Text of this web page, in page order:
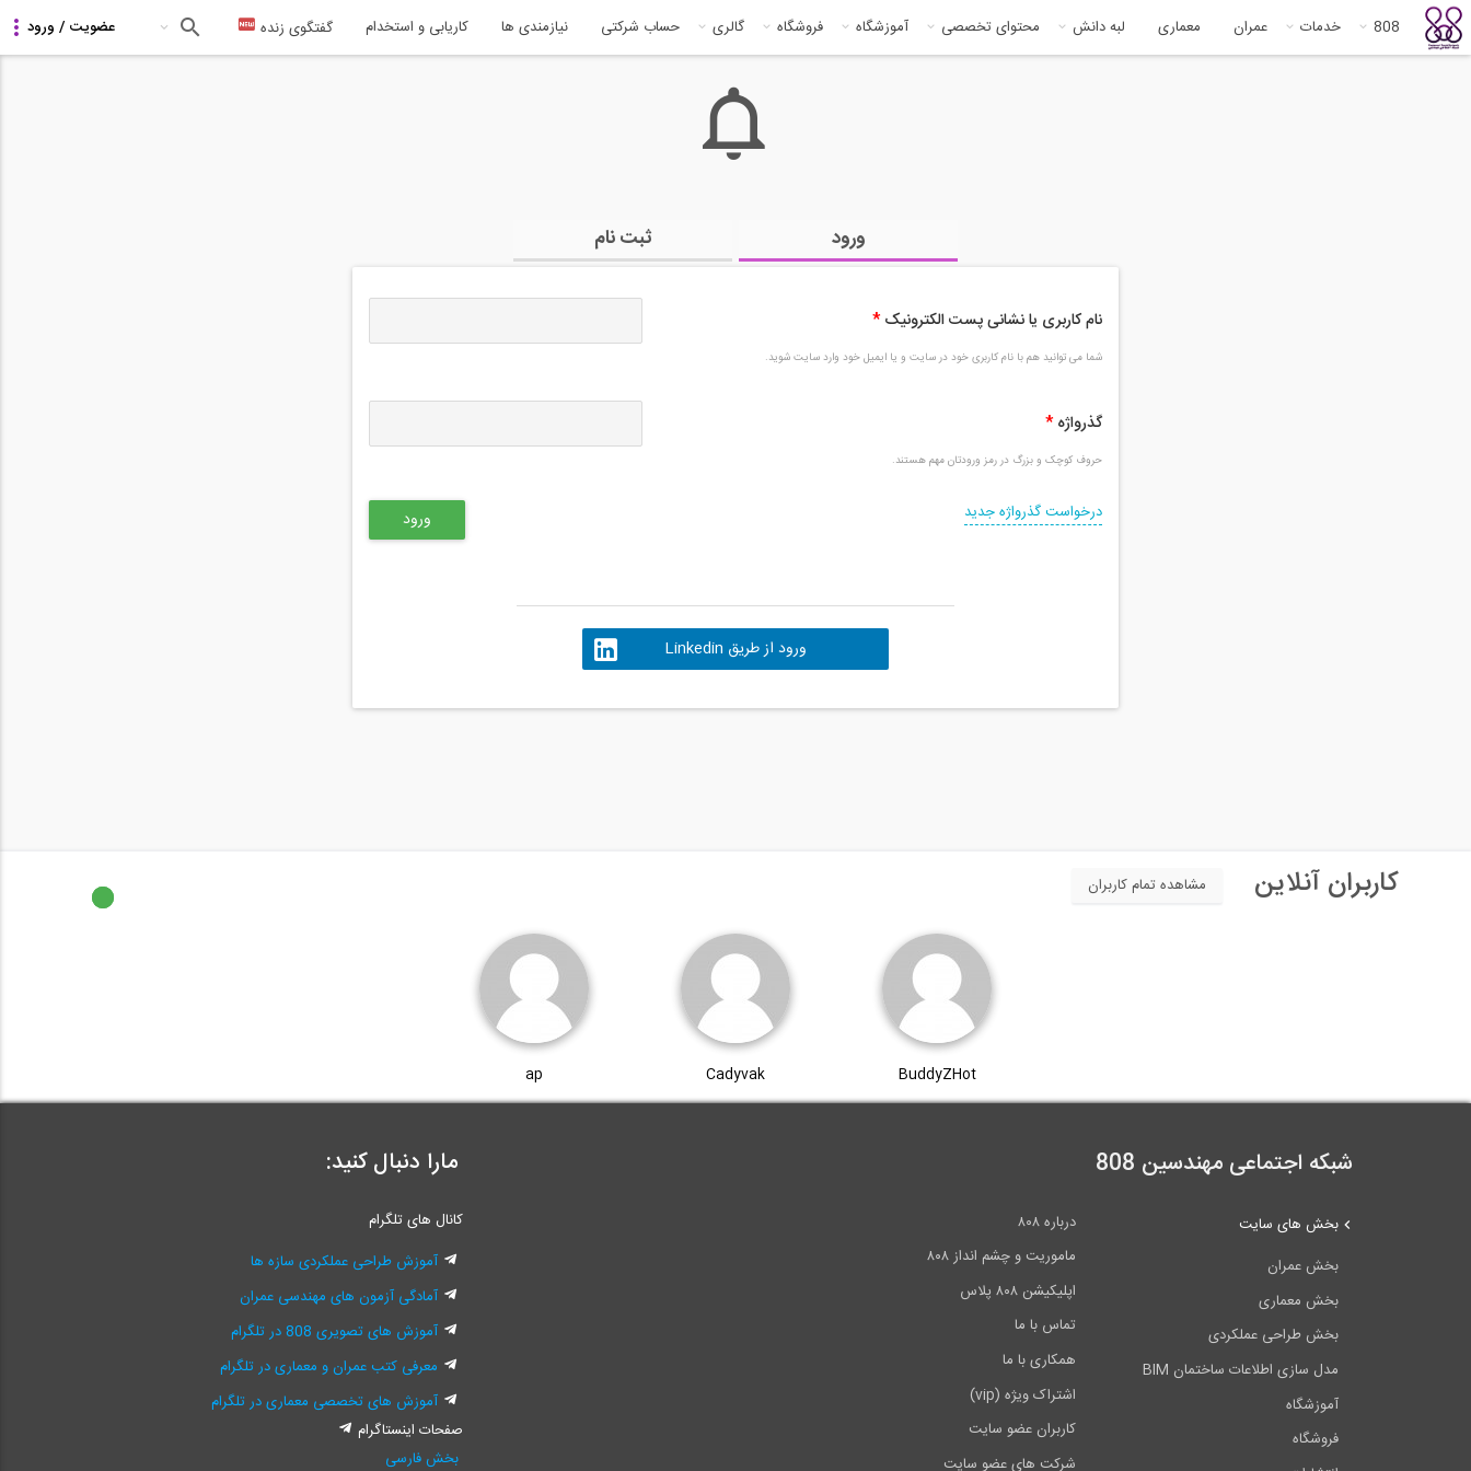
808 خدمات عمران معماری لبه دانش محتوای تخصصی آموزشگاه فروشگاه گالری حساب شرکتی نیازمندی ها کاریابی و استخدام گفتگوی زنده
ورود ثبت نام
نام کاربری یا نشانی پست الکترونیک *
شما می توانید هم با نام کاربری خود در سایت و یا ایمیل خود وارد سایت شوید.
گذرواژه *
حروف کوچک و بزرگ در رمز ورودتان مهم هستند.
درخواست گذرواژه جدید
ورود از طریق Linkedin
کاربران آنلاین مشاهده تمام کاربران
BuddyZHot
Cadyvak
ap
شبکه اجتماعی مهندسین 808
درباره ۸۰۸
ماموریت و چشم انداز ۸۰۸
اپلیکیشن ۸۰۸ پلاس
تماس با ما
همکاری با ما
اشتراک ویژه (vip)
کاربران عضو سایت
شرکت های عضو سایت
بخش های سایت
بخش عمران
بخش معماری
بخش طراحی عملکردی
مدل سازی اطلاعات ساختمان BIM
آموزشگاه
فروشگاه
مارا دنبال کنید:
کانال های تلگرام
آموزش طراحی عملکردی سازه ها
آمادگی آزمون های مهندسی عمران
آموزش های تصویری 808 در تلگرام
معرفی کتب عمران و معماری در تلگرام
آموزش های تخصصی معماری در تلگرام
صفحات اینستاگرام
بخش فارسی